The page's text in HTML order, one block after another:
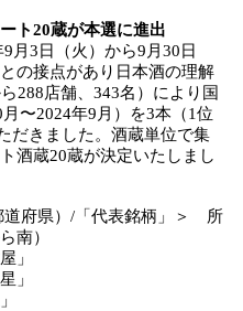
ト20蔵が本選に進出
月3日（火）から9月30日
の接点があり日本酒の理解
288店舗、343名）により国
〜2024年9月）を3本（1位
だきました。酒蔵単位で集
酒蔵20蔵が決定いたしまし
道府県）/「代表銘柄」＞ 所
ら南）
」
」